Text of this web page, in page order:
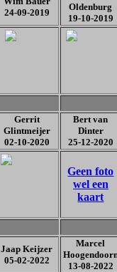
24-09-2019
Oldenburg
19-10-2019
Gerrit
Glintmeijer
02-10-2020
Bert van
Dinter
25-12-2020
Geen foto
wel een
kaart
Jaap Keijzer
05-02-2022
Marcel
13-08-2022